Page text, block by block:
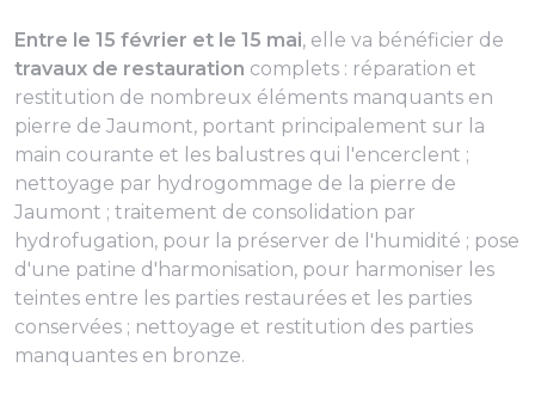
Entre le 15 février et le 15 mai, elle va bénéficier de
travaux de restauration complets : réparation et
restitution de nombreux éléments manquants en
pierre de Jaumont, portant principalement sur la
main courante et les balustres qui l'encerclent ;
nettoyage par hydrogommage de la pierre de
Jaumont ; traitement de consolidation par
hydrofugation, pour la préserver de l'humidité ; pose
d'une patine d'harmonisation, pour harmoniser les
teintes entre les parties restaurées et les parties
conservées ; nettoyage et restitution des parties
manquantes en bronze.